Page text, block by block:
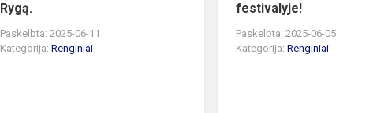
Rygą.
Paskelbta: 2025-06-11
Kategorija:Renginiai
festivalyje!
Paskelbta: 2025-06-05
Kategorija:Renginiai